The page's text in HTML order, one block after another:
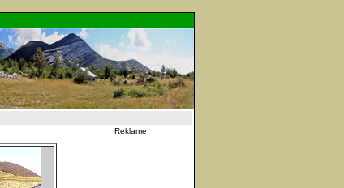
Reklame